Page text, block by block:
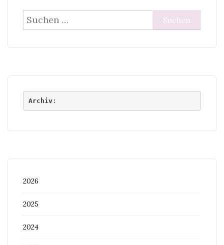
Suchen
nach:
Archiv:
2026
2025
2024